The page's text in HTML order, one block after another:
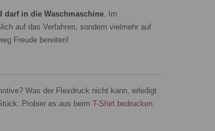
darf in die Waschmaschine. Im
auf das Verfahren, sondern vielmehr auf
Freude bereiten!
Was der Flexdruck nicht kann, erledigt
Probier es aus beim T-Shirt bedrucken